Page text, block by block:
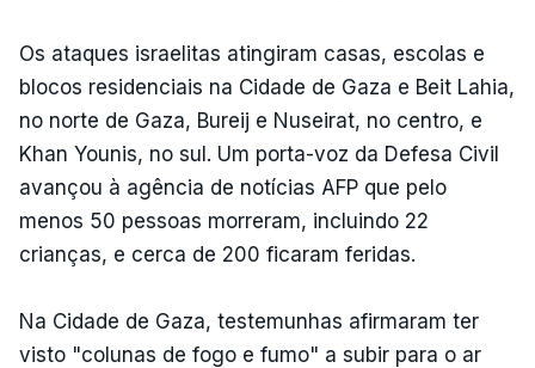
Os ataques israelitas atingiram casas, escolas e
blocos residenciais na Cidade de Gaza e Beit Lahia,
no norte de Gaza, Bureij e Nuseirat, no centro, e
Khan Younis, no sul. Um porta-voz da Defesa Civil
avançou à agência de notícias AFP que pelo
menos 50 pessoas morreram, incluindo 22
crianças, e cerca de 200 ficaram feridas.
Na Cidade de Gaza, testemunhas afirmaram ter
visto "colunas de fogo e fumo" a subir para o ar